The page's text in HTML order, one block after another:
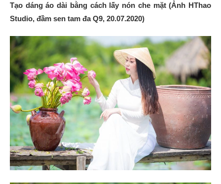
Tạo dáng áo dài bằng cách lấy nón che mặt (Ảnh HThao
Studio, đầm sen tam đa Q9, 20.07.2020)